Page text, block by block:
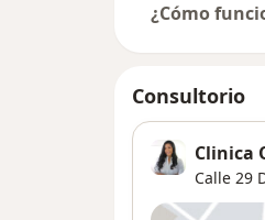
¿Cómo
Consultorio
Clinica
Calle 29